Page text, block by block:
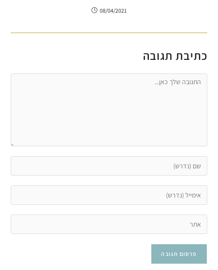
08/04/2021
כתיבת תגובה